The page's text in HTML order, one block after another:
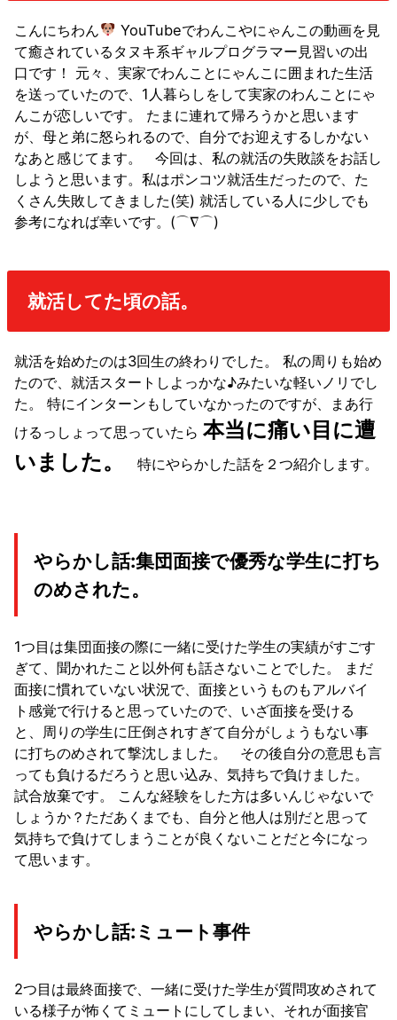
こんにちわん
YouTubeでわんこやにゃんこの動画を見
て癒されているタヌキ系ギャルプログラマー見習いの出
口です！
元々、実家でわんことにゃんこに囲まれた生活
を送っていたので、1人暮らしをして実家のわんことにゃ
んこが恋しいです。
たまに連れて帰ろうかと思います
が、母と弟に怒られるので、自分でお迎えするしかない
なあと感じてます。
今回は、私の就活の失敗談をお話し
しようと思います。私はポンコツ就活生だったので、た
くさん失敗してきました(笑) 就活している人に少しでも
参考になれば幸いです。(⌒∇⌒)
就活してた頃の話。
就活を始めたのは3回生の終わりでした。
私の周りも始め
たので、就活スタートしよっかな♪みたいな軽いノリでし
た。
特にインターンもしていなかったのですが、まあ行
けるっしょって思っていたら 本当に痛い目に遭
いました。
特にやらかした話を２つ紹介します。
やらかし話:集団面接で優秀な学生に打ち
のめされた。
1つ目は集団面接の際に一緒に受けた学生の実績がすごす
ぎて、聞かれたこと以外何も話さないことでした。
まだ
面接に慣れていない状況で、面接というものもアルバイ
ト感覚で行けると思っていたので、いざ面接を受ける
と、周りの学生に圧倒されすぎて自分がしょうもない事
に打ちのめされて撃沈しました。
その後自分の意思も言
っても負けるだろうと思い込み、気持ちで負けました。
試合放棄です。
こんな経験をした方は多いんじゃないで
しょうか？ただあくまでも、自分と他人は別だと思って
気持ちで負けてしまうことが良くないことだと今になっ
て思います。
やらかし話:ミュート事件
2つ目は最終面接で、一緒に受けた学生が質問攻めされて
いる様子が怖くてミュートにしてしまい、それが面接官